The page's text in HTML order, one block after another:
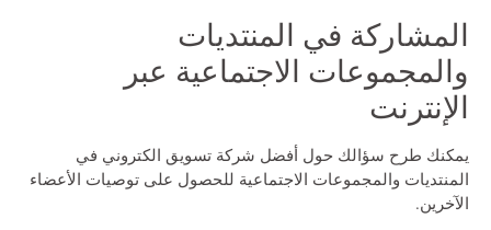
المشاركة في المنتديات
والمجموعات الاجتماعية عبر
الإنترنت
يمكنك طرح سؤالك حول أفضل شركة تسويق الكتروني في
المنتديات والمجموعات الاجتماعية للحصول على توصيات الأعضاء
الآخرين.